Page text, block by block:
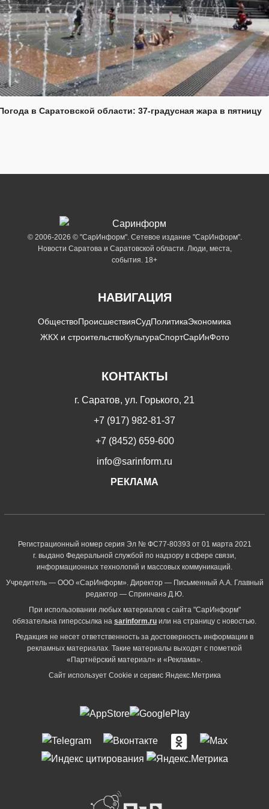
в Саратовской области: 37-градусная жара в пятницу
© 2006-2026 © "СарИнформ". Сетевое издание "СарИнформ".
Новости Саратова и Саратовской области. Люди, места,
события. 18+
НАВИГАЦИЯ
ОбществоПроисшествияСудПолитикаЭкономика
ЖКХ и строительствоКультураСпортСарИнФото
КОНТАКТЫ
г. Саратов, ул. Горького, 21
+7 (917) 982-81-37
+7 (8452) 659-600
info@sarinform.ru
РЕКЛАМА
Регистрационный номер серия Эл № ФС77-80393 от 01 марта 2021
г. выдано Федеральной службой по надзору в сфере связи,
информационных технологий и массовых коммуникаций.
Учредитель — ООО «СарИнформ». Директор — Письменный А.А. Главный
редактор — Спринчанэ Д.Ю.
При использовании любых материалов с сайта "СарИнформ"
обязательна гиперссылка на sarinform.ru или на страницу с новостью.
Редакция не несет ответственность за достоверность информации в
рекламных материалах. Такие материалы выходят с пометкой
«Партнёрский материал» и «Реклама».
Сайт использует Cookie и сервиc Яндекс.Метрика